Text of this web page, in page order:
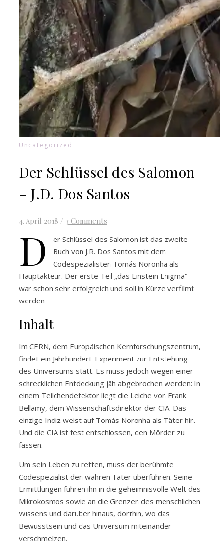
Uncategorized
Der Schlüssel des Salomon
– J.D. Dos Santos
4. April 2018 / 3 Comments
D
er Schlüssel des Salomon ist das zweite
Buch von J.R. Dos Santos mit dem
Codespezialisten Tomás Noronha als
Hauptakteur. Der erste Teil „das Einstein Enigma“
war schon sehr erfolgreich und soll in Kürze verfilmt
werden
Inhalt
Im CERN, dem Europäischen Kernforschungszentrum,
findet ein Jahrhundert-Experiment zur Entstehung
des Universums statt. Es muss jedoch wegen einer
schrecklichen Entdeckung jäh abgebrochen werden: In
einem Teilchendetektor liegt die Leiche von Frank
Bellamy, dem Wissenschaftsdirektor der CIA. Das
einzige Indiz weist auf Tomás Noronha als Täter hin.
Und die CIA ist fest entschlossen, den Mörder zu
fassen.
Um sein Leben zu retten, muss der berühmte
Codespezialist den wahren Täter überführen. Seine
Ermittlungen führen ihn in die geheimnisvolle Welt des
Mikrokosmos sowie an die Grenzen des menschlichen
Wissens und darüber hinaus, dorthin, wo das
Bewusstsein und das Universum miteinander
verschmelzen.